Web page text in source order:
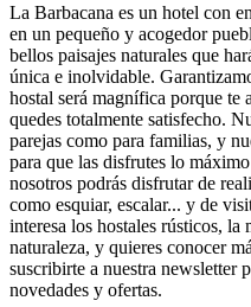
La Barbacana es un hotel con
en un pequeño y acogedor
bellos paisajes naturales que
única e inolvidable.
hostal será magnífica porque te
quedes totalmente satisfecho.
parejas como para familias, y
para que las disfrutes lo
nosotros podrás disfrutar de
como esquiar, escalar... y de
interesa los hostales rústicos, la
naturaleza, y quieres conocer
suscribirte a nuestra newsletter
novedades y ofertas.